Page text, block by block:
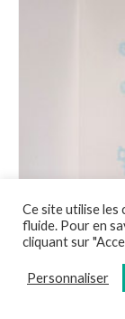
Ce site utilise
fluide. Pour en
cliquant sur
Personnaliser